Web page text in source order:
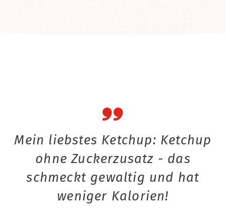
Mein liebstes Ketchup: Ketchup
ohne Zuckerzusatz - das
schmeckt gewaltig und hat
weniger Kalorien!